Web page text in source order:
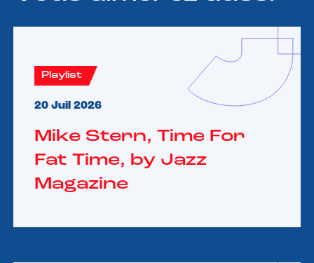
Playlist
20 Juil 2026
Mike Stern, Time For
Fat Time, by Jazz
Magazine